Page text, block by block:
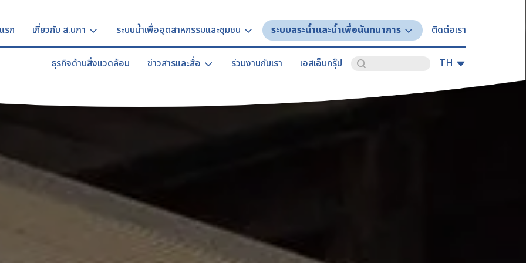
รก เกี่ยวกับ ส.นภา ระบบน้ำเพื่ออุตสาหกรรมและชุมชน ระบบสระน้ำและน้ำเพื่อนันทนาการ ติดต่อเรา
ธุรกิจด้านสิ่งแวดล้อม ข่าวสารและสื่อ ร่วมงานกับเรา เอสเอ็นกรุ๊ป TH